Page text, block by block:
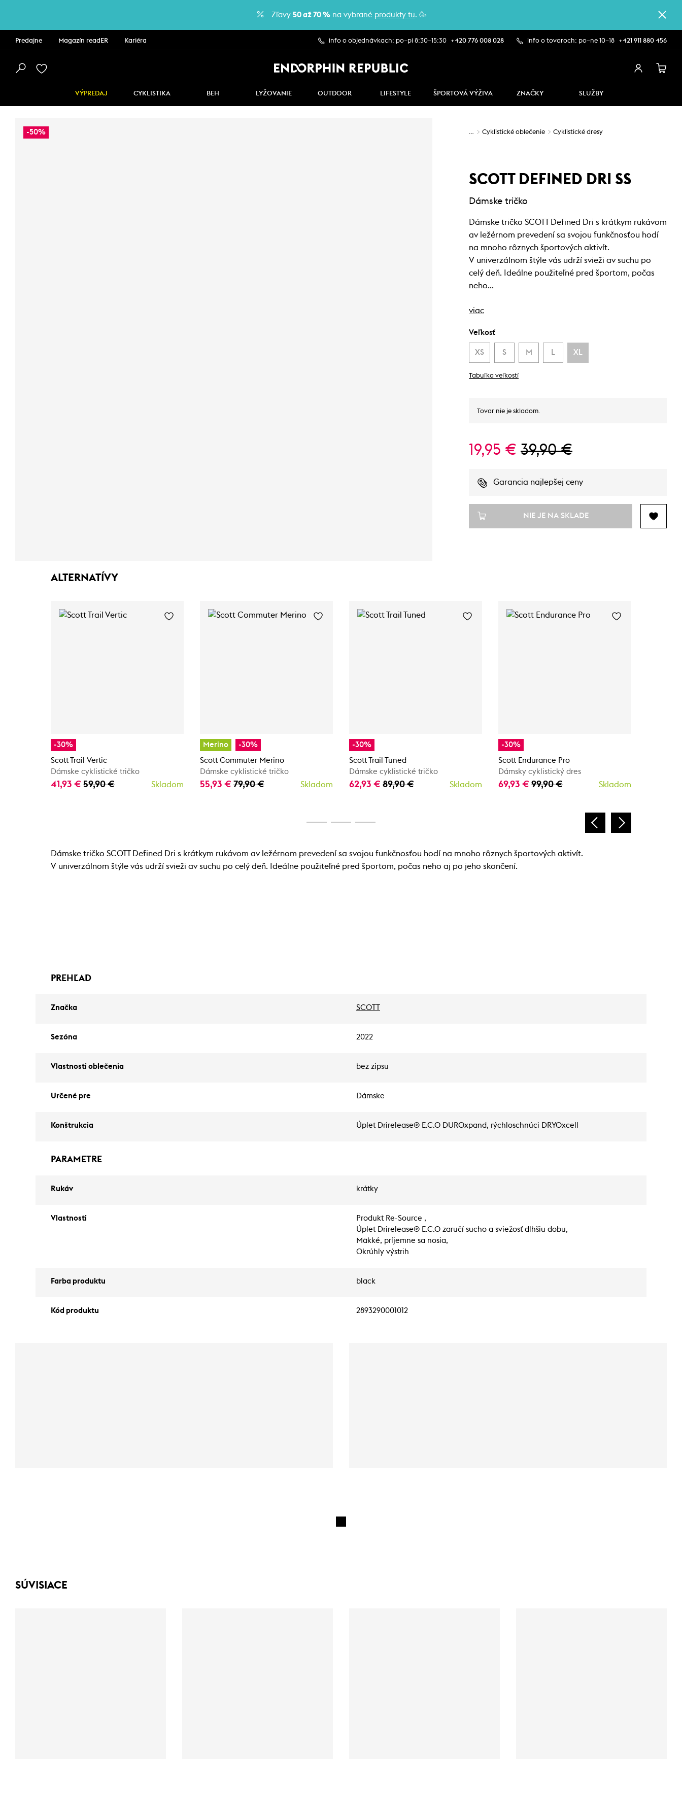
Zľavy 50 až 70 % na vybrané produkty tu. 🥳
Predajne Magazín readER Kariéra info o objednávkach: po–pi 8:30–15:30 +420 776 008 028 info o tovaroch: po–ne 10–18 +421 911 880 456
VÝPREDAJ CYKLISTIKA BEH LYŽOVANIE OUTDOOR LIFESTYLE ŠPORTOVÁ VÝŽIVA ZNAČKY SLUŽBY
-50% … Cyklistické oblečenie Cyklistické dresy
SCOTT DEFINED DRI SS
Dámske tričko
Dámske tričko SCOTT Defined Dri s krátkym rukávom
av ležérnom prevedení sa svojou funkčnosťou hodí
na mnoho rôznych športových aktivít.
V univerzálnom štýle vás udrží svieži av suchu po
celý deň. Ideálne použiteľné pred športom, počas
neho…
viac
Veľkosť
XS S M L XL
Tabuľka veľkostí
Tovar nie je skladom.
19,95 € 39,90 €
Garancia najlepšej ceny
NIE JE NA SKLADE
ALTERNATÍVY
-30%
Scott Trail Vertic
Dámske cyklistické tričko
41,93 € 59,90 € Skladom
Merino -30%
Scott Commuter Merino
Dámske cyklistické tričko
55,93 € 79,90 € Skladom
-30%
Scott Trail Tuned
Dámske cyklistické tričko
62,93 € 89,90 € Skladom
-30%
Scott Endurance Pro
Dámsky cyklistický dres
69,93 € 99,90 € Skladom
Dámske tričko SCOTT Defined Dri s krátkym rukávom av ležérnom prevedení sa svojou funkčnosťou hodí na mnoho rôznych športových aktivít.
V univerzálnom štýle vás udrží svieži av suchu po celý deň. Ideálne použiteľné pred športom, počas neho aj po jeho skončení.
PREHĽAD
Značka SCOTT
Sezóna 2022
Vlastnosti oblečenia bez zipsu
Určené pre Dámske
Konštrukcia Úplet Drirelease® E.C.O DUROxpand, rýchloschnúci DRYOxcell
PARAMETRE
Rukáv krátky
Vlastnosti
Produkt Re-Source ,
Úplet Drirelease® E.C.O zaručí sucho a sviežosť dlhšiu dobu,
Mäkké, príjemne sa nosia,
Okrúhly výstrih
Farba produktu black
Kód produktu 2893290001012
SÚVISIACE